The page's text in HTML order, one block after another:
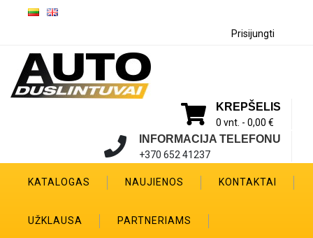
Prisijungti
KREPŠELIS
0 vnt. - 0,00 €
INFORMACIJA TELEFONU
+370 652 41237
KATALOGAS NAUJIENOS KONTAKTAI
UŽKLAUSA PARTNERIAMS